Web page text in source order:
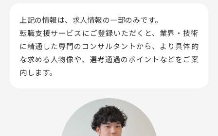
上記の情報は、求人情報の一部のみです。
転職支援サービスにご登録いただくと、業界・技術
に精通した専門のコンサルタントから、 より具体的
な求める人物像や、選考通過のポイントなどをご案
内します。